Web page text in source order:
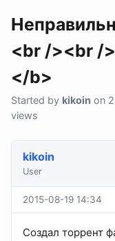
<br /><br /
</b>
Started by kikoin on
views
kikoin
User
2015-08-19 14:34
Создал торрент